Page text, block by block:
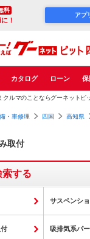
料
！
アプ
カタログ ローン 保
ルマのことならグーネットピ
・車修理 四国 高知県
取付
索する
サスペンシ
吸排気系パ